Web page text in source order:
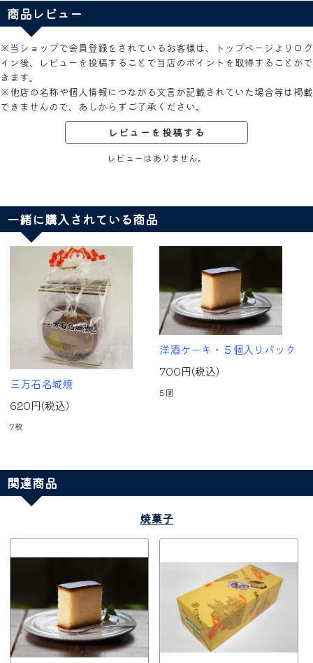
商品レビュー
※当ショップで会員登録をされているお客様は、トップページよりログ
イン後、レビューを投稿することで当店のポイントを取得することがで
きます。
※他店の名称や個人情報につながる文言が記載されていた場合等は掲載
できませんので、あしからずご了承ください。
レビューを投稿する
レビューはありません。
一緒に購入されている商品
三万石名城焼
620円(税込)
7枚
洋酒ケーキ・５個入りパック
700円(税込)
5個
関連商品
焼菓子